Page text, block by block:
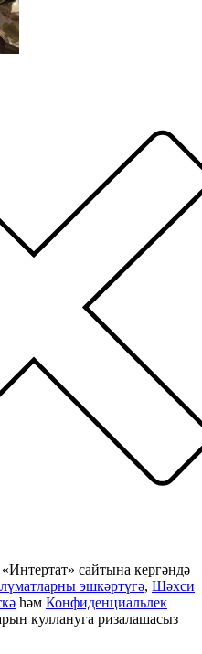
сайтына кергәндә
эшкәртүгә, Шәхси
һәм Конфиденциальлек
куллануга ризалашасыз